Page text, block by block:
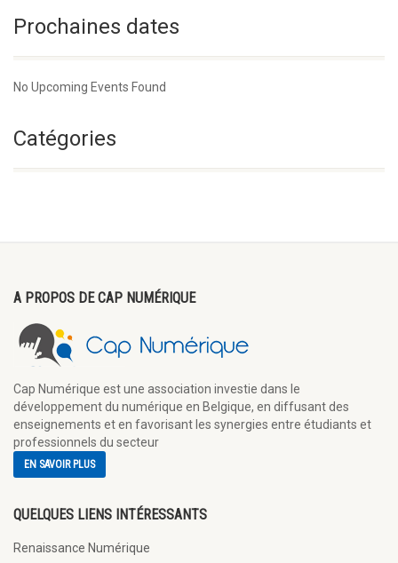
Prochaines dates
No Upcoming Events Found
Catégories
A PROPOS DE CAP NUMÉRIQUE
Cap Numérique est une association investie dans le
développement du numérique en Belgique, en diffusant des
enseignements et en favorisant les synergies entre étudiants et
professionnels du secteur
EN SAVOIR PLUS
QUELQUES LIENS INTÉRESSANTS
Renaissance Numérique